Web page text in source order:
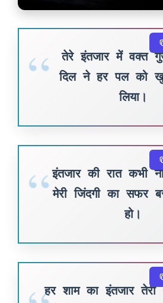
तेरे इंतजार में वक्त
दिल ने हर पल को
लिया।
इंतजार की रात कभी
मेरी जिंदगी का सफर
हो।
हर शाम का इंतजार